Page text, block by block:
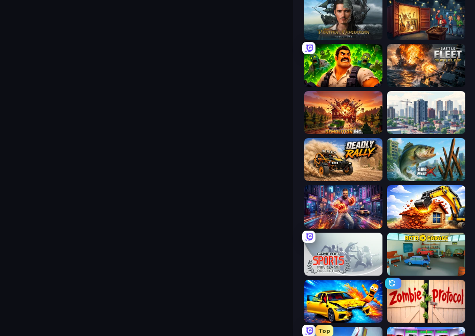
Container Auction
Zombie Lab Escape Battle Fleet World
Demolition Inc. SuperCity 3D
Deadly Rally Fishing Anomaly
Knockout Legends: Battle Streets City Constructor
Gameloft Sports Minigame Collection Retro Garage
BMG: Ragdoll Playground Zombie Protocol
Top